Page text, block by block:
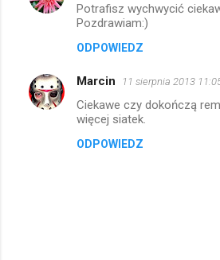
Potrafisz wychwycić
Pozdrawiam:)
ODPOWIEDZ
Marcin 11 sierpnia 2013
Ciekawe czy dokończą
więcej siatek.
ODPOWIEDZ